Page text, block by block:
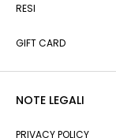
RESI
GIFT CARD
NOTE LEGALI
PRIVACY POLICY